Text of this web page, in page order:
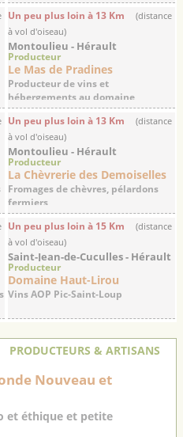
Un peu plus loin à 13 Km
(distance
à vol d'oiseau)
Montoulieu - Hérault
Producteur
Le Mas de Pradines
Producteur de vins et
hébergements au domaine
Un peu plus loin à 13 Km
(distance
à vol d'oiseau)
Montoulieu - Hérault
Producteur
La Chèvrerie des Demoiselles
Fromages de chèvres, pélardons
fermiers
Un peu plus loin à 15 Km
(distance
à vol d'oiseau)
Saint-Jean-de-Cuculles - Hérault
Producteur
Domaine Haut-Lirou
Vins AOP Pic-Saint-Loup
PRODUCTEURS & ARTISANS
Nouveau et
et éthique et petite